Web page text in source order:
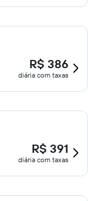
R$ 386
diária com taxas
R$ 391
diária com taxas